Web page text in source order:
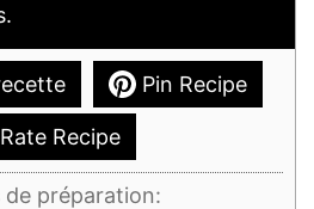
Pin Recipe
Rate Recipe
de préparation: